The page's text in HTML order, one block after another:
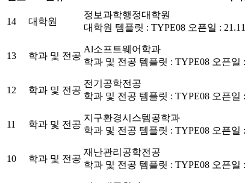
14 대학원
정보과학행정대학원
대학원 템플릿 : TYPE08 오픈일 :
13 학과 및 전공
Al소프트웨어학과
학과 및 전공 템플릿 : TYPE08 오픈일
12 학과 및 전공
전기공학전공
학과 및 전공 템플릿 : TYPE08 오픈일
11 학과 및 전공
지구환경시스템공학과
학과 및 전공 템플릿 : TYPE08 오픈일
10 학과 및 전공
재난관리공학전공
학과 및 전공 템플릿 : TYPE08 오픈일